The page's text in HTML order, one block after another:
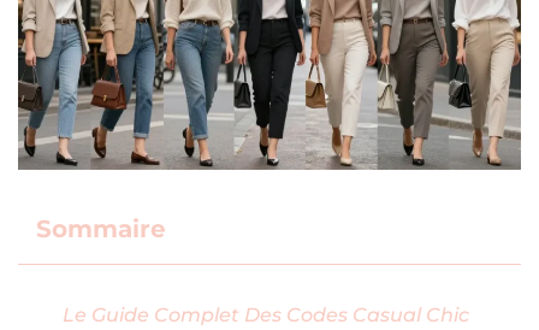
Sommaire
Le Guide Complet Des Codes Casual Chic